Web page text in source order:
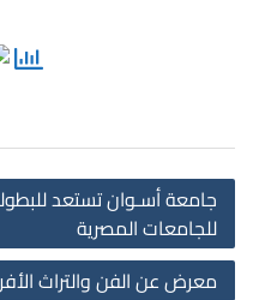
جامعة أسـوان تستعد
للجامعات المصرية
معرض عن الفن والتراث